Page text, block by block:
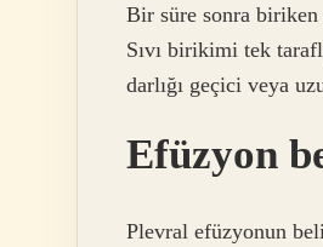
Bir süre sonra biriken
Sıvı birikimi tek
darlığı geçici veya
Efüzyon
Plevral efüzyonun